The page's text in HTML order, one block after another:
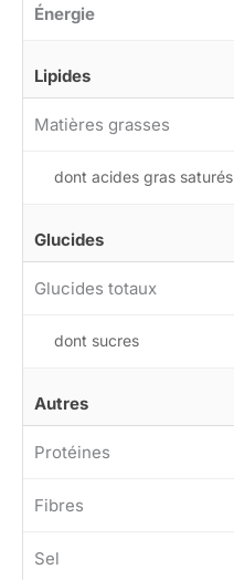
Énergie
Lipides
Matières grasses
dont acides gras saturés
Glucides
Glucides totaux
dont sucres
Autres
Protéines
Fibres
Sel